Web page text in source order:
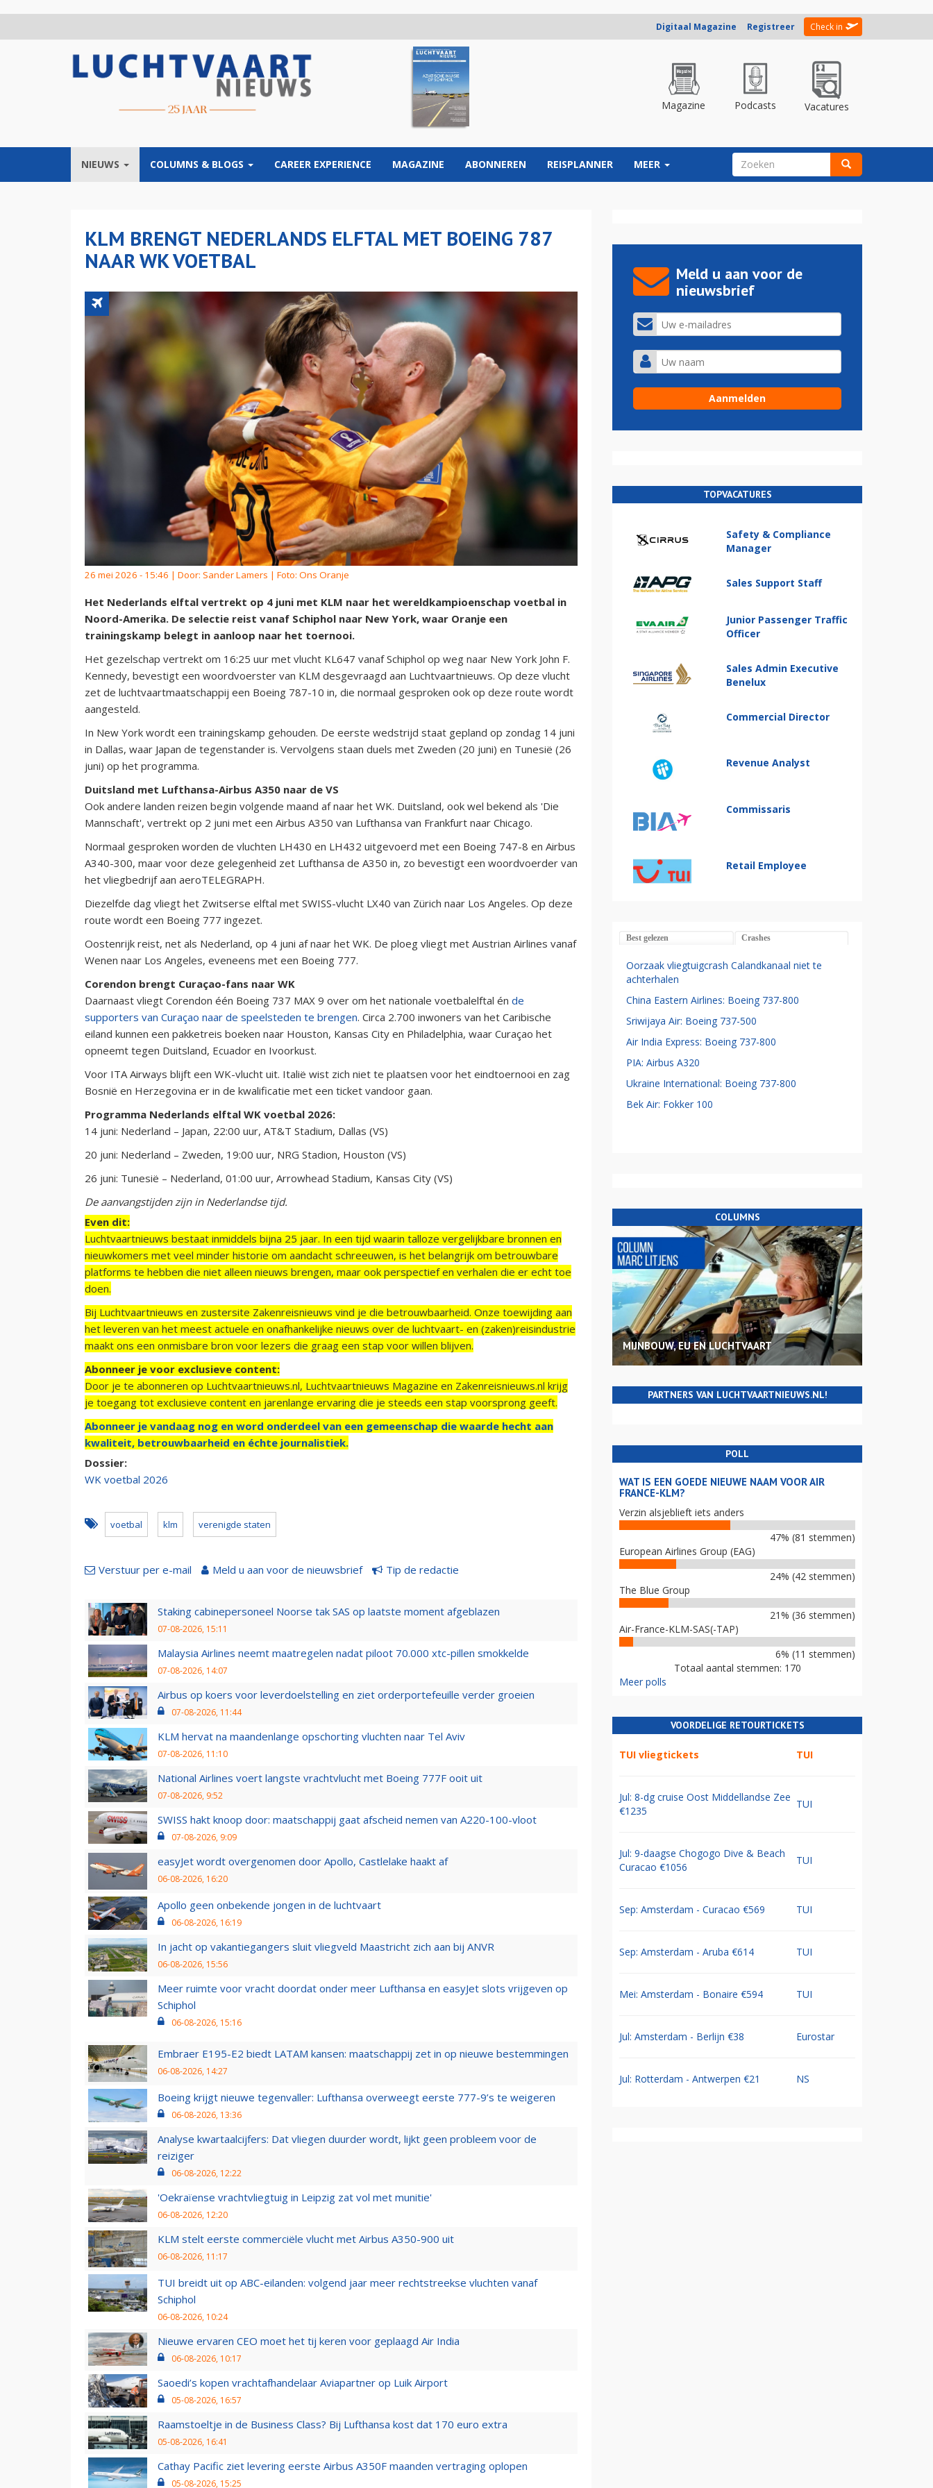
Digitaal Magazine Registreer Check in
Magazine Podcasts Vacatures
NIEUWS COLUMNS & BLOGS CAREER EXPERIENCE MAGAZINE ABONNEREN REISPLANNER MEER ZOEKVELD
KLM BRENGT NEDERLANDS ELFTAL MET BOEING 787
NAAR WK VOETBAL
26 mei 2026 - 15:46 | Door: Sander Lamers | Foto: Ons Oranje
Het Nederlands elftal vertrekt op 4 juni met KLM naar het wereldkampioenschap voetbal in
Noord-Amerika. De selectie reist vanaf Schiphol naar New York, waar Oranje een
trainingskamp belegt in aanloop naar het toernooi.
Het gezelschap vertrekt om 16:25 uur met vlucht KL647 vanaf Schiphol op weg naar New York John F.
Kennedy, bevestigt een woordvoerster van KLM desgevraagd aan Luchtvaartnieuws. Op deze vlucht
zet de luchtvaartmaatschappij een Boeing 787-10 in, die normaal gesproken ook op deze route wordt
aangesteld.
In New York wordt een trainingskamp gehouden. De eerste wedstrijd staat gepland op zondag 14 juni
in Dallas, waar Japan de tegenstander is. Vervolgens staan duels met Zweden (20 juni) en Tunesië (26
juni) op het programma.
Duitsland met Lufthansa-Airbus A350 naar de VS
Ook andere landen reizen begin volgende maand af naar het WK. Duitsland, ook wel bekend als 'Die
Mannschaft', vertrekt op 2 juni met een Airbus A350 van Lufthansa van Frankfurt naar Chicago.
Normaal gesproken worden de vluchten LH430 en LH432 uitgevoerd met een Boeing 747-8 en Airbus
A340-300, maar voor deze gelegenheid zet Lufthansa de A350 in, zo bevestigt een woordvoerder van
het vliegbedrijf aan aeroTELEGRAPH.
Diezelfde dag vliegt het Zwitserse elftal met SWISS-vlucht LX40 van Zürich naar Los Angeles. Op deze
route wordt een Boeing 777 ingezet.
Oostenrijk reist, net als Nederland, op 4 juni af naar het WK. De ploeg vliegt met Austrian Airlines vanaf
Wenen naar Los Angeles, eveneens met een Boeing 777.
Corendon brengt Curaçao-fans naar WK
Daarnaast vliegt Corendon één Boeing 737 MAX 9 over om het nationale voetbalelftal én de
supporters van Curaçao naar de speelsteden te brengen. Circa 2.700 inwoners van het Caribische
eiland kunnen een pakketreis boeken naar Houston, Kansas City en Philadelphia, waar Curaçao het
opneemt tegen Duitsland, Ecuador en Ivoorkust.
Voor ITA Airways blijft een WK-vlucht uit. Italië wist zich niet te plaatsen voor het eindtoernooi en zag
Bosnië en Herzegovina er in de kwalificatie met een ticket vandoor gaan.
Programma Nederlands elftal WK voetbal 2026:
14 juni: Nederland – Japan, 22:00 uur, AT&T Stadium, Dallas (VS)
20 juni: Nederland – Zweden, 19:00 uur, NRG Stadion, Houston (VS)
26 juni: Tunesië – Nederland, 01:00 uur, Arrowhead Stadium, Kansas City (VS)
De aanvangstijden zijn in Nederlandse tijd.
Even dit:
Luchtvaartnieuws bestaat inmiddels bijna 25 jaar. In een tijd waarin talloze vergelijkbare bronnen en
nieuwkomers met veel minder historie om aandacht schreeuwen, is het belangrijk om betrouwbare
platforms te hebben die niet alleen nieuws brengen, maar ook perspectief en verhalen die er echt toe
doen.
Bij Luchtvaartnieuws en zustersite Zakenreisnieuws vind je die betrouwbaarheid. Onze toewijding aan
het leveren van het meest actuele en onafhankelijke nieuws over de luchtvaart- en (zaken)reisindustrie
maakt ons een onmisbare bron voor lezers die graag een stap voor willen blijven.
Abonneer je voor exclusieve content:
Door je te abonneren op Luchtvaartnieuws.nl, Luchtvaartnieuws Magazine en Zakenreisnieuws.nl krijg
je toegang tot exclusieve content en jarenlange ervaring die je steeds een stap voorsprong geeft.
Abonneer je vandaag nog en word onderdeel van een gemeenschap die waarde hecht aan
kwaliteit, betrouwbaarheid en échte journalistiek.
Dossier:
WK voetbal 2026
voetbal klm verenigde staten
Verstuur per e-mail Meld u aan voor de nieuwsbrief Tip de redactie
Staking cabinepersoneel Noorse tak SAS op laatste moment afgeblazen
07-08-2026, 15:11
Malaysia Airlines neemt maatregelen nadat piloot 70.000 xtc-pillen smokkelde
07-08-2026, 14:07
Airbus op koers voor leverdoelstelling en ziet orderportefeuille verder groeien
07-08-2026, 11:44
KLM hervat na maandenlange opschorting vluchten naar Tel Aviv
07-08-2026, 11:10
National Airlines voert langste vrachtvlucht met Boeing 777F ooit uit
07-08-2026, 9:52
SWISS hakt knoop door: maatschappij gaat afscheid nemen van A220-100-vloot
07-08-2026, 9:09
easyJet wordt overgenomen door Apollo, Castlelake haakt af
06-08-2026, 16:20
Apollo geen onbekende jongen in de luchtvaart
06-08-2026, 16:19
In jacht op vakantiegangers sluit vliegveld Maastricht zich aan bij ANVR
06-08-2026, 15:56
Meer ruimte voor vracht doordat onder meer Lufthansa en easyJet slots vrijgeven op
Schiphol
06-08-2026, 15:16
Embraer E195-E2 biedt LATAM kansen: maatschappij zet in op nieuwe bestemmingen
06-08-2026, 14:27
Boeing krijgt nieuwe tegenvaller: Lufthansa overweegt eerste 777-9’s te weigeren
06-08-2026, 13:36
Analyse kwartaalcijfers: Dat vliegen duurder wordt, lijkt geen probleem voor de
reiziger
06-08-2026, 12:22
'Oekraïense vrachtvliegtuig in Leipzig zat vol met munitie'
06-08-2026, 12:20
KLM stelt eerste commerciële vlucht met Airbus A350-900 uit
06-08-2026, 11:17
TUI breidt uit op ABC-eilanden: volgend jaar meer rechtstreekse vluchten vanaf
Schiphol
06-08-2026, 10:24
Nieuwe ervaren CEO moet het tij keren voor geplaagd Air India
06-08-2026, 10:17
Saoedi’s kopen vrachtafhandelaar Aviapartner op Luik Airport
05-08-2026, 16:57
Raamstoeltje in de Business Class? Bij Lufthansa kost dat 170 euro extra
05-08-2026, 16:41
Cathay Pacific ziet levering eerste Airbus A350F maanden vertraging oplopen
05-08-2026, 15:25
Meld u aan voor de
nieuwsbrief
TOPVACATURES
Safety & Compliance
Manager
Sales Support Staff
Junior Passenger Traffic
Officer
Sales Admin Executive
Benelux
Commercial Director
Revenue Analyst
Commissaris
Retail Employee
Best gelezen Crashes
Oorzaak vliegtuigcrash Calandkanaal niet te
achterhalen
China Eastern Airlines: Boeing 737-800
Sriwijaya Air: Boeing 737-500
Air India Express: Boeing 737-800
PIA: Airbus A320
Ukraine International: Boeing 737-800
Bek Air: Fokker 100
COLUMNS
MIJNBOUW, EU EN LUCHTVAART
PARTNERS VAN LUCHTVAARTNIEUWS.NL!
POLL
WAT IS EEN GOEDE NIEUWE NAAM VOOR AIR
FRANCE-KLM?
Verzin alsjeblieft iets anders
47% (81 stemmen)
European Airlines Group (EAG)
24% (42 stemmen)
The Blue Group
21% (36 stemmen)
Air-France-KLM-SAS(-TAP)
6% (11 stemmen)
Totaal aantal stemmen: 170
Meer polls
VOORDELIGE RETOURTICKETS
TUI vliegtickets TUI
Jul: 8-dg cruise Oost Middellandse Zee
€1235
TUI
Jul: 9-daagse Chogogo Dive & Beach
Curacao €1056
TUI
Sep: Amsterdam - Curacao €569 TUI
Sep: Amsterdam - Aruba €614 TUI
Mei: Amsterdam - Bonaire €594 TUI
Jul: Amsterdam - Berlijn €38 Eurostar
Jul: Rotterdam - Antwerpen €21 NS